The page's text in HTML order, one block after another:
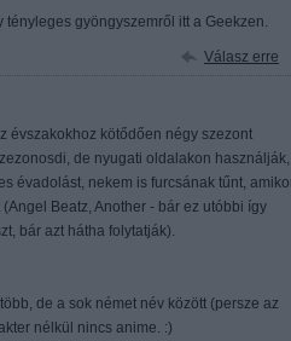
gyöngyszemről itt a Geekzen.
Válasz erre
évszakokhoz kötődően négy szezont
de nyugati oldalakon használják,
évadolást, nekem is furcsának tűnt,
Beatz, Another - bár ez utóbbi így
bár azt hátha folytatják).
de a sok német név között (persze az
nélkül nincs anime. :)